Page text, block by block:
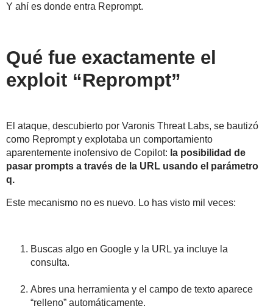
Y ahí es donde entra Reprompt.
Qué fue exactamente el
exploit “Reprompt”
El ataque, descubierto por Varonis Threat Labs, se bautizó
como Reprompty explotaba un comportamiento
aparentemente inofensivo de Copilot: la posibilidad de
pasar prompts a través de la URL usando el parámetro
q.
Este mecanismo no es nuevo. Lo has visto mil veces:
Buscas algo en Google y la URL ya incluye la
consulta.
Abres una herramienta y el campo de texto aparece
“relleno” automáticamente.